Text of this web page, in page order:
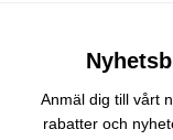
Anmäl dig till vårt
rabatter och